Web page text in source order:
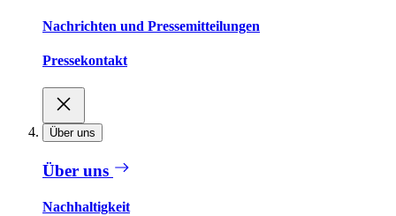
Nachrichten und Pressemitteilungen
Pressekontakt
Über uns
Über uns
Nachhaltigkeit